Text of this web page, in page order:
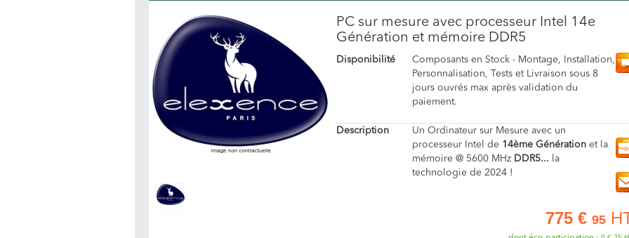
PC sur mesure avec processeur Intel 14e
Génération et mémoire DDR5
Disponibilité
Composants en Stock - Montage, Installation,
Personnalisation, Tests et Livraison sous 8
jours ouvrés max après validation du
paiement.
Description
Un Ordinateur sur Mesure avec un
processeur Intel de 14ème Générationet la
mémoire @ 5600 MHz DDR5... la
technologie de 2024 !
775 € 95